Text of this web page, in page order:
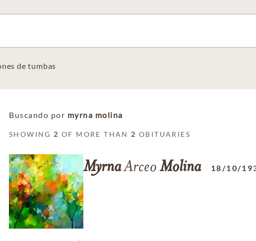
de tumbas
Buscando por myrna molina
SHOWING 2 OF MORE THAN 2 OBITUARIES
MyrnaArceo Molina 18/10/